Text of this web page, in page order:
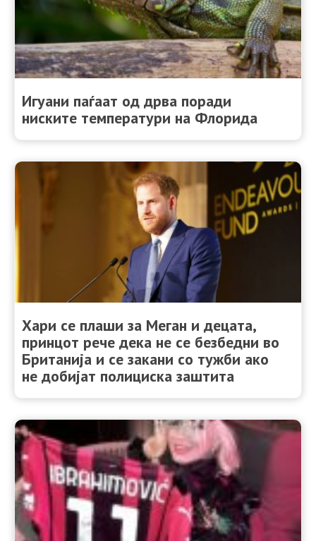
Игуани паѓаат од дрва поради
ниските температури на Флорида
Хари се плаши за Меган и децата,
принцот рече дека не се безбедни во
Британија и се закани со тужби ако
не добијат полициска заштита